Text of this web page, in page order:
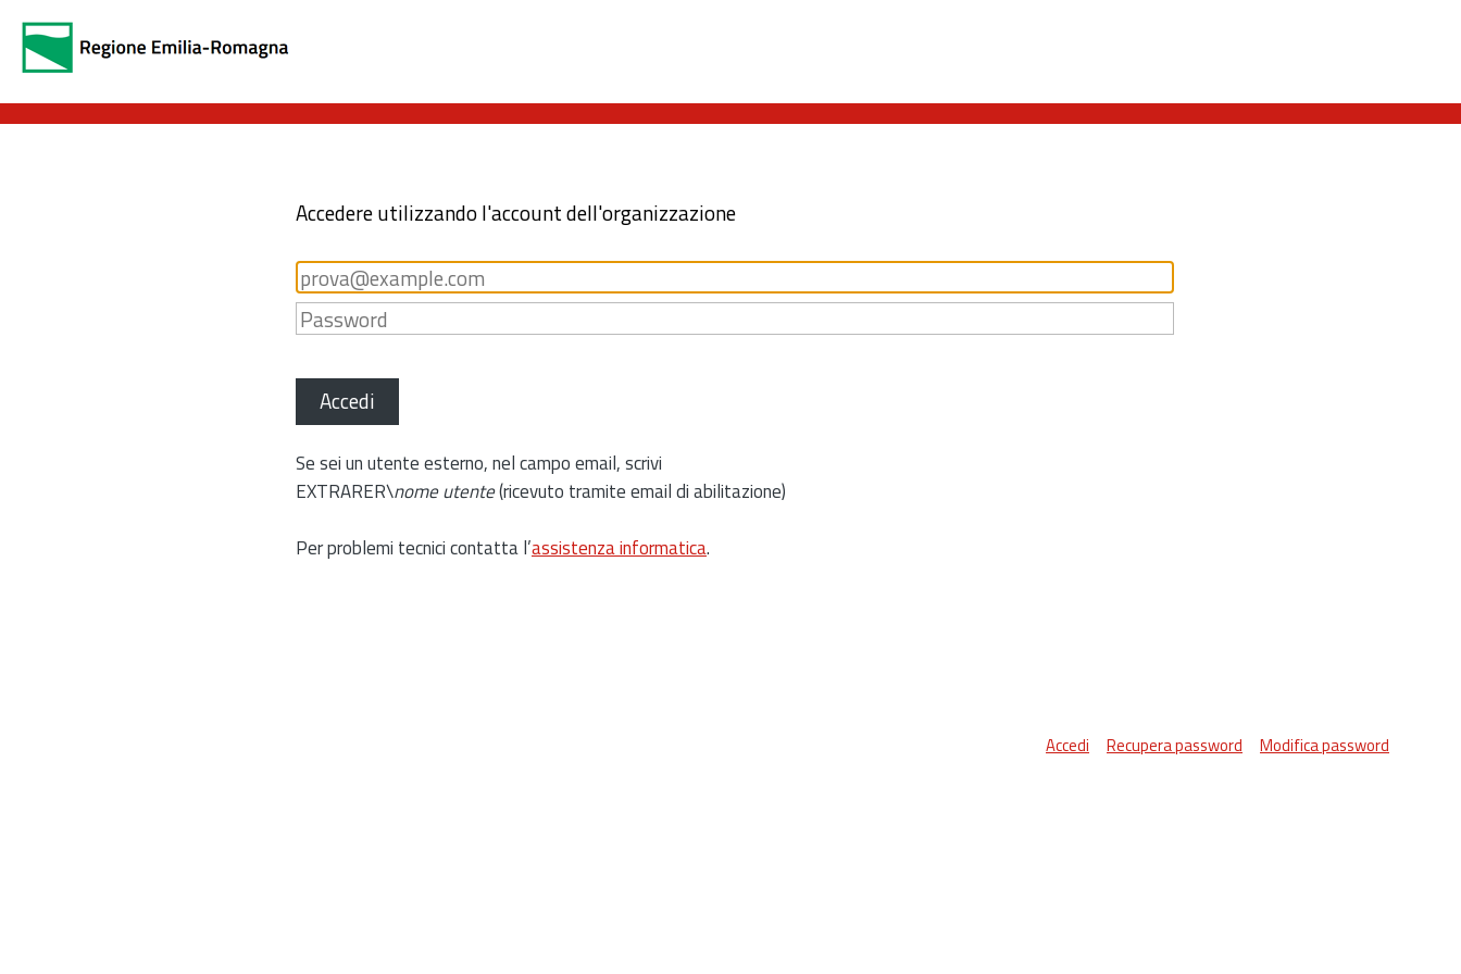
Accedere utilizzando l'account dell'organizzazione
Accedi
Se sei un utente esterno, nel campo email, scrivi
EXTRARER\nome utente(ricevuto tramite email di abilitazione)
Per problemi tecnici contatta l’assistenza informatica.
Accedi Recupera password Modifica password